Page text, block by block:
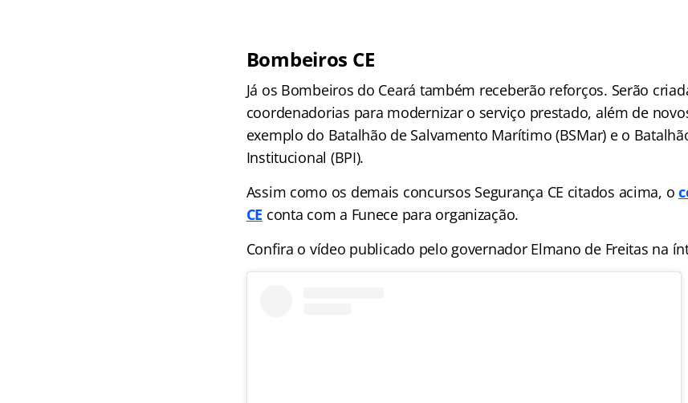
Bombeiros CE
Já os Bombeiros do Ceará também receberão reforços. Serão
coordenadorias para modernizar o serviço prestado, além de
exemplo do Batalhão de Salvamento Marítimo (BSMar) e o
Institucional (BPI).
Assim como os demais concursos Segurança CE citados acima, o
CE conta com a Funece para organização.
Confira o vídeo publicado pelo governador Elmano de Freitas na